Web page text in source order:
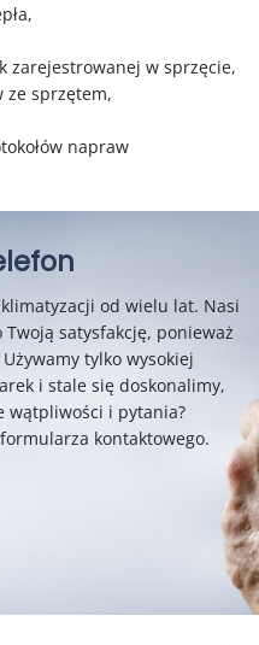
zarejestrowanej w sprzęcie,
ze sprzętem,
napraw
od wielu lat. Nasi
satysfakcję, ponieważ
tylko wysokiej
i stale się doskonalimy,
wątpliwości i pytania?
kontaktowego.